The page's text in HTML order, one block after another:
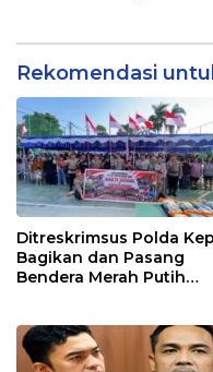
Rekomendasi
Ditreskrimsus Polda
Bagikan dan Pasang
Bendera Merah Putih
Kebangsaan.